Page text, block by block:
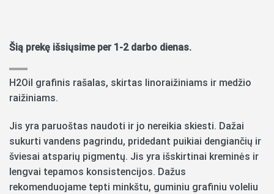
Šią prekę išsiųsime per 1-2 darbo dienas.
H2Oil grafinis rašalas, skirtas linoraižiniams ir medžio
raižiniams.
Jis yra paruoštas naudoti ir jo nereikia skiesti. Dažai
sukurti vandens pagrindu, pridedant puikiai dengiančių ir
šviesai atsparių pigmentų. Jis yra išskirtinai kreminės ir
lengvai tepamos konsistencijos. Dažus
rekomenduojame tepti minkštu, guminiu grafiniu voleliu